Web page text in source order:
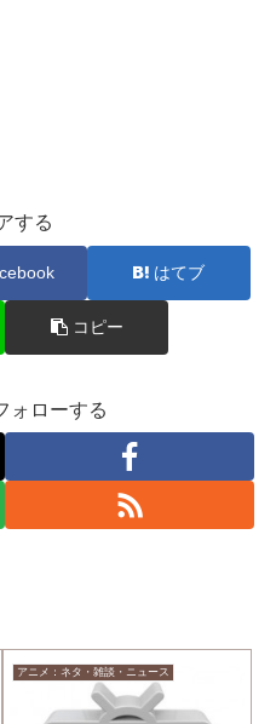
する
はてブ
コピー
ォローする
アニメ：ネタ・雑談・ニュース